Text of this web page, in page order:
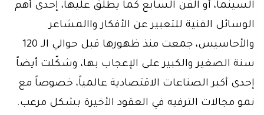
السينما، أو الفن السابع كما يطلق عليها، إحدى أهم
الوسائل الفنية للتعبير عن الأفكار واالمشاعر
والأحاسيس، جمعت منذ ظهورها قبل حوالي الـ 120
سنة الصغير والكبير على الإعجاب بها، وشكّلت أيضاً
إحدى أكبر الصناعات الاقتصادية عالمياً، خصوصاً مع
نمو مجالات الترفيه في العقود الأخيرة بشكل مرعب.